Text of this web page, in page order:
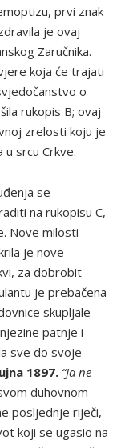
prvi znak
je ovaj
Zaručnika.
koja će trajati
o
rukopis B; ovaj
zrelosti koju je
srcu Crkve.
se
na rukopisu C,
Nove milosti
je nove
za dobrobit
je prebačena
skupljale
patnje i
sve do svoje
1897. “Ja ne
duhovnom
posljednje riječi,
koji se ugasio na